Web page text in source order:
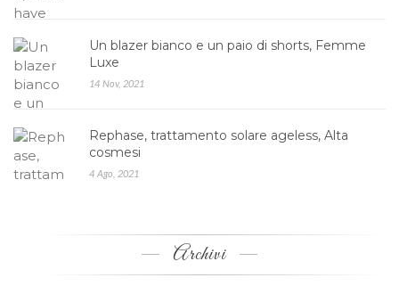
Un blazer bianco e un paio di shorts, Femme
Luxe
14 Nov, 2021
Rephase, trattamento solare ageless, Alta
cosmesi
4 Ago, 2021
Archivi